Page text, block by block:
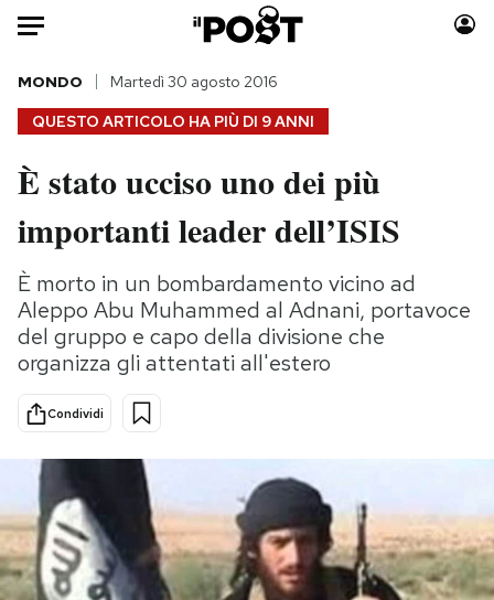
Auto
HOME
Italia
Politica
Tecnologia
Internet
Scienza
Cultura
Economia
Moda
Consumismi
Storie/Idee
Ok Boomer!
Media
Europa
PODCAST
QUESTO ARTICOLO HA PIÙ DI 9 ANNI
MONDO Martedì 30 agosto 2016
È stato ucciso uno dei più
importanti leader dell’ISIS
È morto in un bombardamento vicino ad
Aleppo Abu Muhammed al Adnani, portavoce
del gruppo e capo della divisione che
organizza gli attentati all'estero
Condividi